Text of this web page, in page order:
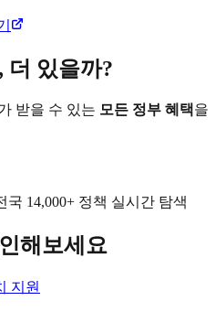
더 있을까?
받을 수 있는 모든 정부 혜택을
국 14,000+ 정책 실시간 탐색
해보세요
지원